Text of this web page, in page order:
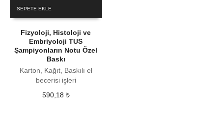
SEPETE EKLE
Fizyoloji, Histoloji ve
Embriyoloji TUS
Şampiyonların Notu Özel
Baskı
Karton, Kağıt, Baskılı el
becerisi işleri
590,18 ₺